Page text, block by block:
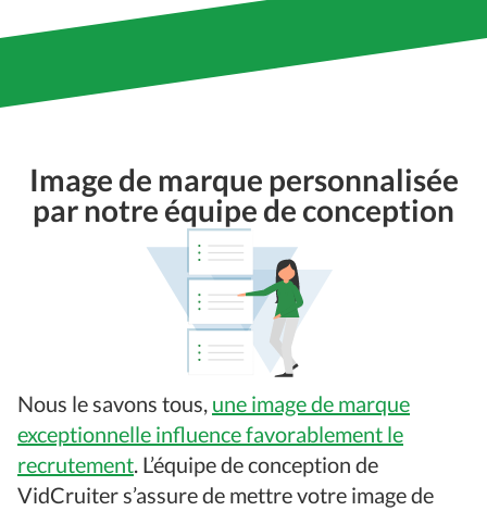
Image de marque personnalisée
par notre équipe de conception
Nous le savons tous, une image de marque
exceptionnelle influence favorablement le
recrutement. L’équipe de conception de
VidCruiter s’assure de mettre votre image de